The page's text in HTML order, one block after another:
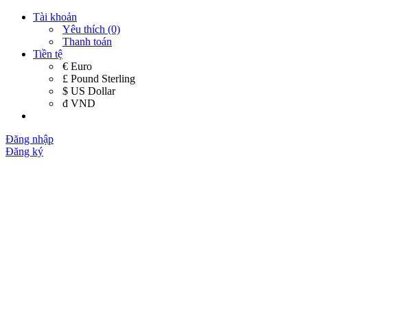
Tài khoản
Yêu thích (0)
Thanh toán
Tiền tệ
€ Euro
£ Pound Sterling
$ US Dollar
đ VND
Đăng nhập
Đăng ký